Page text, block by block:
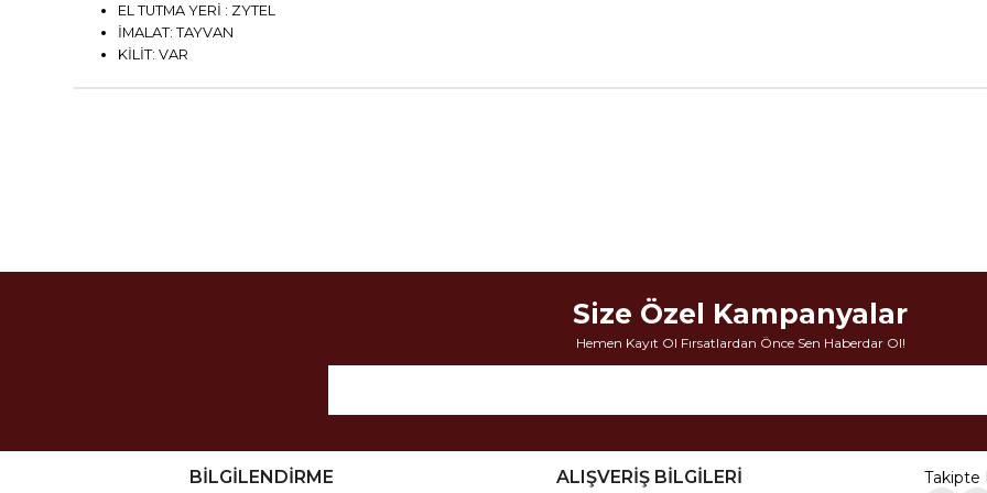
EL TUTMA YERİ : ZYTEL
İMALAT: TAYVAN
KİLİT: VAR
Size Özel Kampanyalar
Hemen Kayıt Ol Fırsatlardan Önce Sen Haberdar Ol!
BİLGİLENDİRME ALIŞVERİŞ BİLGİLERİ Takipte